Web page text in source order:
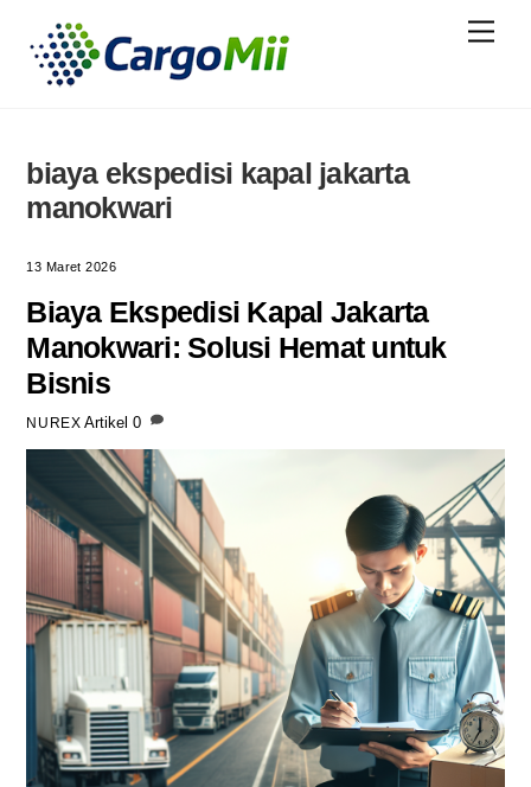
content
Menu
biaya ekspedisi kapal jakarta
manokwari
13 Maret 2026
Biaya Ekspedisi Kapal Jakarta
Manokwari: Solusi Hemat untuk
Bisnis
NUREX Artikel 0